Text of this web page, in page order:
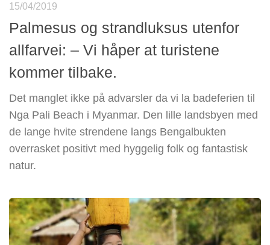
15/04/2019
Palmesus og strandluksus utenfor
allfarvei: – Vi håper at turistene
kommer tilbake.
Det manglet ikke på advarsler da vi la badeferien til
Nga Pali Beach i Myanmar. Den lille landsbyen med
de lange hvite strendene langs Bengalbukten
overrasket positivt med hyggelig folk og fantastisk
natur.